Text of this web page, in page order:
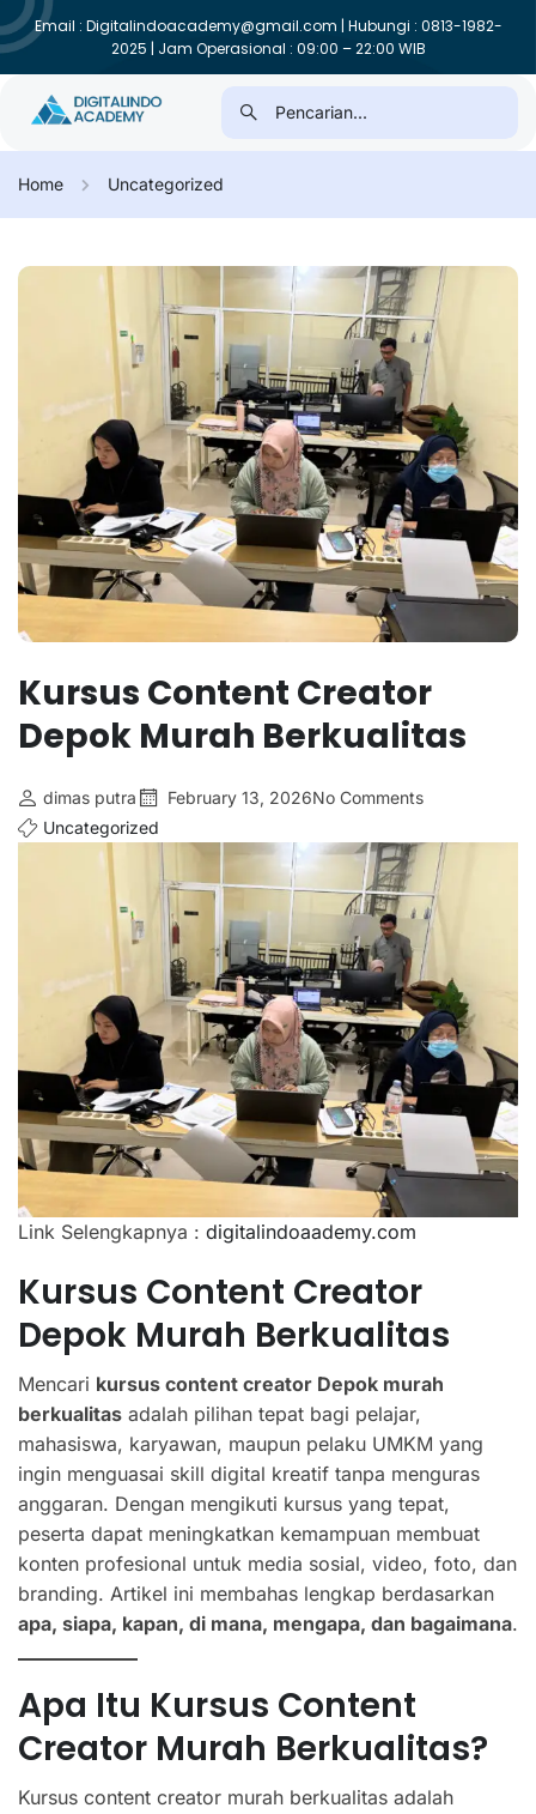
Email : Digitalindoacademy@gmail.com | Hubungi : 0813-1982-
2025 | Jam Operasional : 09:00 – 22:00 WIB
Home Uncategorized
Kursus Content Creator
Depok Murah Berkualitas
dimas putra February 13, 2026No Comments
Uncategorized
Link Selengkapnya : digitalindoaademy.com
Kursus Content Creator
Depok Murah Berkualitas
Mencari kursus content creator Depok murah
berkualitas adalah pilihan tepat bagi pelajar,
mahasiswa, karyawan, maupun pelaku UMKM yang
ingin menguasai skill digital kreatif tanpa menguras
anggaran. Dengan mengikuti kursus yang tepat,
peserta dapat meningkatkan kemampuan membuat
konten profesional untuk media sosial, video, foto, dan
branding. Artikel ini membahas lengkap berdasarkan
apa, siapa, kapan, di mana, mengapa, dan bagaimana.
Apa Itu Kursus Content
Creator Murah Berkualitas?
Kursus content creator murah berkualitas adalah